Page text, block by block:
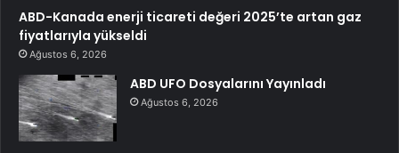
ABD-Kanada enerji ticareti değeri 2025’te artan gaz
fiyatlarıyla yükseldi
Ağustos 6, 2026
ABD UFO Dosyalarını Yayınladı
Ağustos 6, 2026